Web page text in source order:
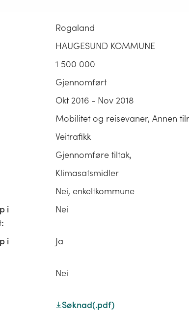
Rogaland
HAUGESUND KOMMUNE
1 500 000
Gjennomført
Okt 2016 - Nov 2018
Mobilitet og reisevaner, Annen
Veitrafikk
Gjennomføre tiltak,
Klimasatsmidler
Nei, enkeltkommune
i
Nei
i
Ja
Nei
Søknad(.pdf)